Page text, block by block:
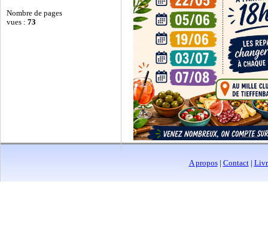
Nombre de pages
vues : 73
A propos| Contact|